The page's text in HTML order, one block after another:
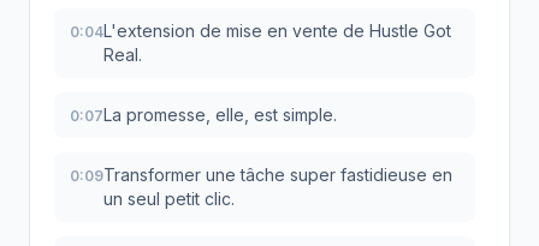
0:04L'extension de mise en vente de Hustle Got
Real.
0:07La promesse, elle, est simple.
0:09Transformer une tâche super fastidieuse en
un seul petit clic.